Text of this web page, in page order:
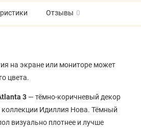
Отзывы 0
на экране или мониторе может
цвета.
3 — тёмно-коричневый декор
коллекции Идиллия Нова. Тёмный
визуально плотнее и лучше